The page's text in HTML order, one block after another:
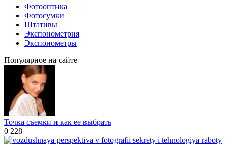
Фотооптика
Фотосумки
Штативы
Экспонометрия
Экспонометры
Популярное на сайте
Точка съемки и как ее выбрать
0 228